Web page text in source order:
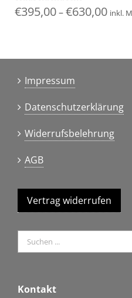
€395,00–€630,00 inkl.
Impressum
Datenschutzerklärung
Widerrufsbelehrung
AGB
Vertrag widerrufen
Kontakt